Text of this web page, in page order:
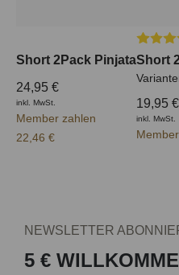
Short 2Pack Pinjata
24,95 €
inkl. MwSt.
Member zahlen
22,46 €
Short
19,95 €
inkl. MwSt.
NEWSLETTER
5 €